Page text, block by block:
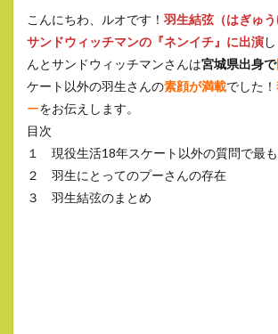
こんにちわ、ルオです！ 羽生結弦（はぎゅ
サンドウィッチマンの『ネンイチ』に出演
んとサンドウィッチマンさんは宮城県出身で
ケート以外の羽生さんの素顔が満載でした！
ーをお伝えします。
目次
１ 現役生活18年スケート以外の質問で最
２ 羽生にとってのプーさんの存在
３ 羽生結弦のまとめ